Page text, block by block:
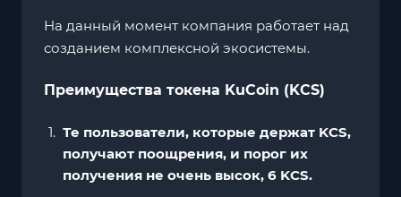
На данный момент компания работает над
созданием комплексной экосистемы.
Преимущества токена KuCoin (KCS)
Те пользователи, которые держат KCS,
получают поощрения, и порог их
получения не очень высок, 6 KCS.